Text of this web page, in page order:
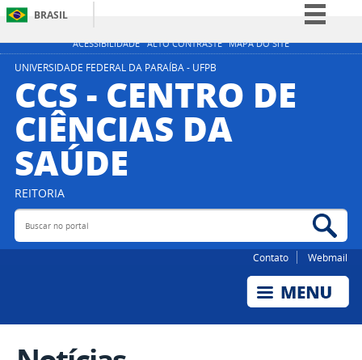
ACESSIBILIDADE ALTO CONTRASTE MAPA DO SITE
BRASIL
Simplifique!
Participe
Acesso à informação
Legislação
UNIVERSIDADE FEDERAL DA PARAÍBA - UFPB
CCS - CENTRO DE
CIÊNCIAS DA
SAÚDE
REITORIA
Buscar no portal
Contato Webmail